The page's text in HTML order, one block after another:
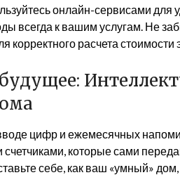
онлайн-сервисами для
всегда к вашим услугам. Не
корректного расчета стоимости
цифр и ежемесячных
счетчиками, которые сами
себе, как ваш «умный»